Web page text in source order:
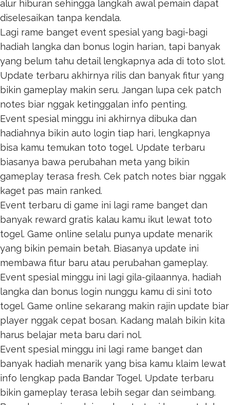
alur hiburan sehingga langkah awal pemain dapat
diselesaikan tanpa kendala.
Lagi rame banget event spesial yang bagi-bagi
hadiah langka dan bonus login harian, tapi banyak
yang belum tahu detail lengkapnya ada di toto slot.
Update terbaru akhirnya rilis dan banyak fitur yang
bikin gameplay makin seru. Jangan lupa cek patch
notes biar nggak ketinggalan info penting.
Event spesial minggu ini akhirnya dibuka dan
hadiahnya bikin auto login tiap hari, lengkapnya
bisa kamu temukan toto togel. Update terbaru
biasanya bawa perubahan meta yang bikin
gameplay terasa fresh. Cek patch notes biar nggak
kaget pas main ranked.
Event terbaru di game ini lagi rame banget dan
banyak reward gratis kalau kamu ikut lewat toto
togel. Game online selalu punya update menarik
yang bikin pemain betah. Biasanya update ini
membawa fitur baru atau perubahan gameplay.
Event spesial minggu ini lagi gila-gilaannya, hadiah
langka dan bonus login nunggu kamu di sini toto
togel. Game online sekarang makin rajin update biar
player nggak cepat bosan. Kadang malah bikin kita
harus belajar meta baru dari nol.
Event spesial minggu ini lagi rame banget dan
banyak hadiah menarik yang bisa kamu klaim lewat
info lengkap pada Bandar Togel. Update terbaru
bikin gameplay terasa lebih segar dan seimbang.